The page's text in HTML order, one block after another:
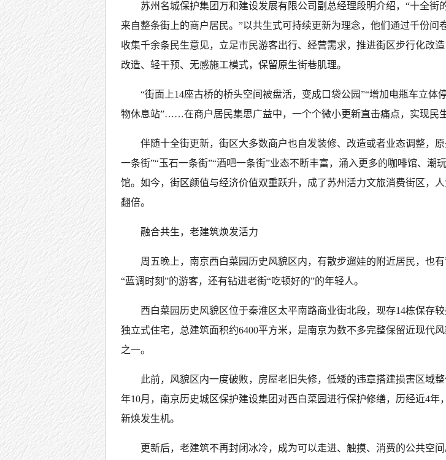
苏州名城保护集团万和建设发展有限公司副总经理段明介绍，“十全街
来自整条街上的商户居民。”以共生式可持续更新为理念，他们通过千份问
收集千余条民生意见，立足市民游客出行、经营需求，推进街区步行化改
改造、轻干预、无感施工模式，保留原生街巷肌理。
“街面上14座古桥的桥头空间被盘活，变成口袋公园”“增加电瓶车立体
物休息站”……在商户居民集思广益中，一个个微小更新直击痛点，实现民
伴随十全街更新，街区大多数商户也自发装修、改造或者业态调整，
一条街”“玉石一条街”“酒吧一条街”业态不断丰富，涌入更多的咖啡馆、潮
馆。如今，街区颜值与经济价值双重跃升，成了苏州活力文旅消费街区，
翻倍。
融合共生，老建筑焕发活力
周五晚上，南京西白菜园历史风貌区内，有散步遛娃的附近居民，也
“蓝调时刻”的游客，还有钻进老街“吃顿好的”的年轻人。
西白菜园历史风貌区位于秦淮区太平南路商业街北段，现存14栋保存
独立式住宅，总建筑面积约6400平方米，是南京为数不多完整保留近现代
之一。
此前，风貌区内一度破败，房屋老旧失修，低矮的违章搭建损害区域
年10月，南京历史城区保护建设集团对西白菜园进行保护修缮，历经近4年
新焕发生机。
更新后，老建筑不再封闭冰冷，成为可以走进、触摸、消费的公共空